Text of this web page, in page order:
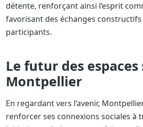
détente, renforçant ainsi l’esprit
favorisant des échanges
participants.
Le futur des espaces
Montpellier
En regardant vers l’avenir,
renforcer ses connexions sociales à